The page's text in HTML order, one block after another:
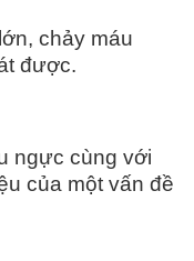
chảy máu
được.
ngực cùng với
của một vấn đề